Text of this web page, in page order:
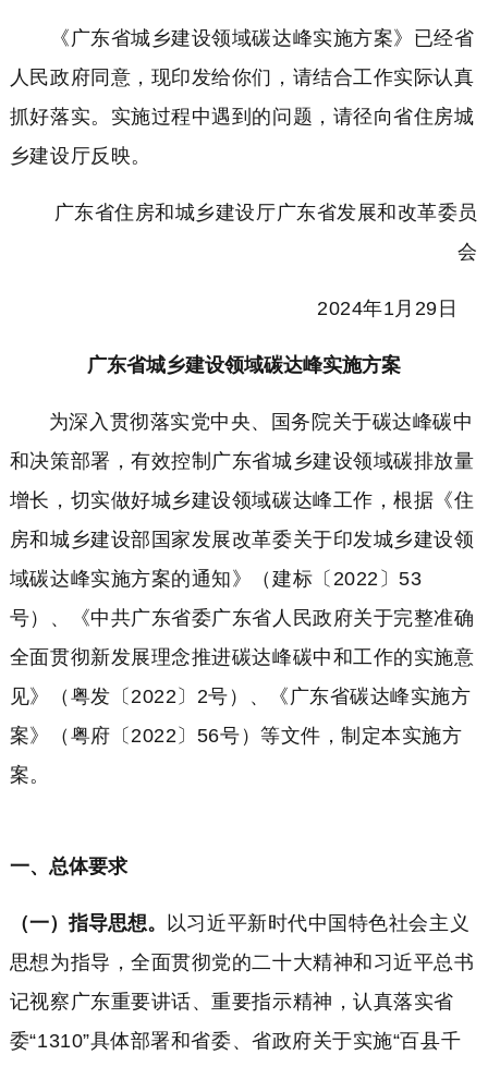
《广东省城乡建设领域碳达峰实施方案》已经省
人民政府同意，现印发给你们，请结合工作实际认真
抓好落实。实施过程中遇到的问题，请径向省住房城
乡建设厅反映。
广东省住房和城乡建设厅广东省发展和改革委员
会
2024年1月29日
广东省城乡建设领域碳达峰实施方案
为深入贯彻落实党中央、国务院关于碳达峰碳中
和决策部署，有效控制广东省城乡建设领域碳排放量
增长，切实做好城乡建设领域碳达峰工作，根据《住
房和城乡建设部国家发展改革委关于印发城乡建设领
域碳达峰实施方案的通知》（建标〔2022〕53
号）、《中共广东省委广东省人民政府关于完整准确
全面贯彻新发展理念推进碳达峰碳中和工作的实施意
见》（粤发〔2022〕2号）、《广东省碳达峰实施方
案》（粤府〔2022〕56号）等文件，制定本实施方
案。
一、总体要求
（一）指导思想。
以习近平新时代中国特色社会主义
思想为指导，全面贯彻党的二十大精神和习近平总书
记视察广东重要讲话、重要指示精神，认真落实省
委“1310”具体部署和省委、省政府关于实施“百县千